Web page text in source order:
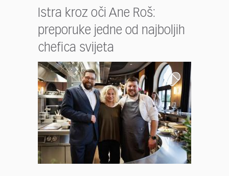
Istra kroz oči Ane Roš:
preporuke jedne od najboljih
chefica svijeta